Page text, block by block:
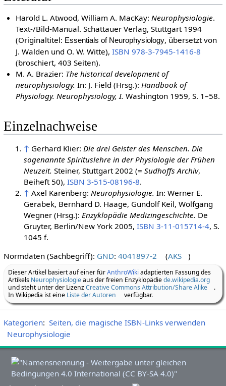
Harold L. Atwood, William A. MacKay:Neurophysiologie.
Text-/Bild-Manual. Schattauer Verlag, Stuttgart 1994
(Originaltitel: Essentials of Neurophysiology, übersetzt von
J. Walden und O. W. Witte),ISBN 978-3-7945-1416-8
(broschiert, 403 Seiten).
M. A. Brazier: The historical development of
neurophysiology. In: J. Field (Hrsg.):Handbook of
Physiology. Neurophysiology, I. Washington 1959, S. 1–58.
Einzelnachweise
↑ Gerhard Klier: Die drei Geister des Menschen. Die
sogenannte Spirituslehre in der Physiologie der Frühen
Neuzeit. Steiner, Stuttgart 2002 (= Sudhoffs Archiv,
Beiheft 50), ISBN 3-515-08196-8.
↑ Axel Karenberg: Neurophysiologie. In: Werner E.
Gerabek, Bernhard D. Haage, Gundolf Keil, Wolfgang
Wegner (Hrsg.): Enzyklopädie Medizingeschichte. De
Gruyter, Berlin/New York 2005, ISBN 3-11-015714-4, S.
1045 f.
Normdaten (Sachbegriff): GND: 4041897-2 (AKS )
Dieser Artikel basiert auf einer fürAnthroWiki adaptierten Fassung des
Artikels Neurophysiologieaus der freien Enzyklopädiede.wikipedia.org
und steht unter der LizenzCreative Commons Attribution/Share Alike
.
In Wikipedia ist eine Liste der Autoren verfügbar.
Kategorien: Seiten, die magische ISBN-Links verwenden
Neurophysiologie